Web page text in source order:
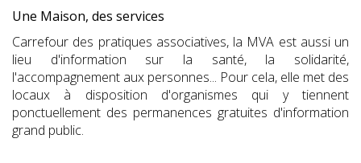
Une Maison, des services
Carrefour des pratiques associatives, la MVA est aussi un
lieu d'information sur la santé, la solidarité,
l'accompagnement aux personnes... Pour cela, elle met des
locaux à disposition d'organismes qui y tiennent
ponctuellement des permanences gratuites d'information
grand public.